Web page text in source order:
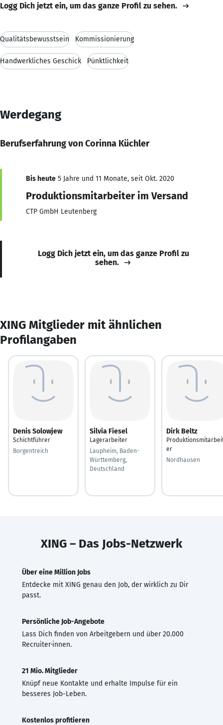
Logg Dich jetzt ein, um das ganze Profil zu sehen.
Qualitätsbewusstsein Kommissionierung
Handwerkliches Geschick Pünktlichkeit
Werdegang
Berufserfahrung von Corinna Küchler
Bis heute 5 Jahre und 11 Monate, seit Okt. 2020
Produktionsmitarbeiter im Versand
CTP GmbH Leutenberg
Logg Dich jetzt ein, um das ganze Profil zu
sehen.
XING Mitglieder mit ähnlichen
Profilangaben
Denis Solowjew
Schichtführer
Borgentreich
Silvia Fiesel
Lagerarbeiter
Laupheim, Baden-
Württemberg,
Deutschland
Dirk Beltz
er
Nordhausen
XING – Das Jobs-Netzwerk
Über eine Million Jobs
Entdecke mit XING genau den Job, der wirklich zu Dir
passt.
Persönliche Job-Angebote
Lass Dich finden von Arbeitgebern und über 20.000
Recruiter·innen.
21 Mio. Mitglieder
Knüpf neue Kontakte und erhalte Impulse für ein
besseres Job-Leben.
Kostenlos profitieren